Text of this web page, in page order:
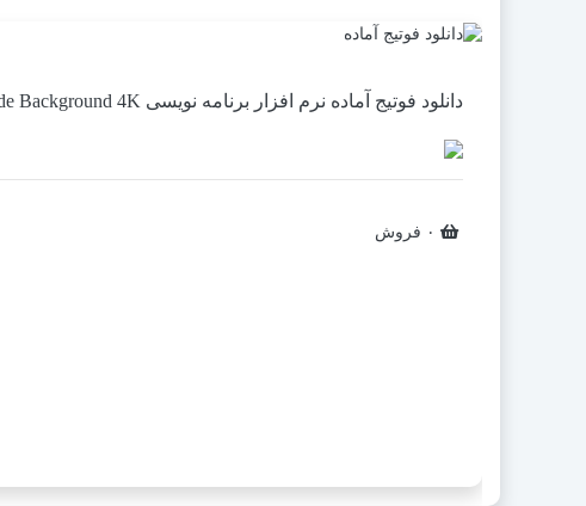
دانلود فوتیج آماده نرم افزار برنامه نویسی Code Background 4K